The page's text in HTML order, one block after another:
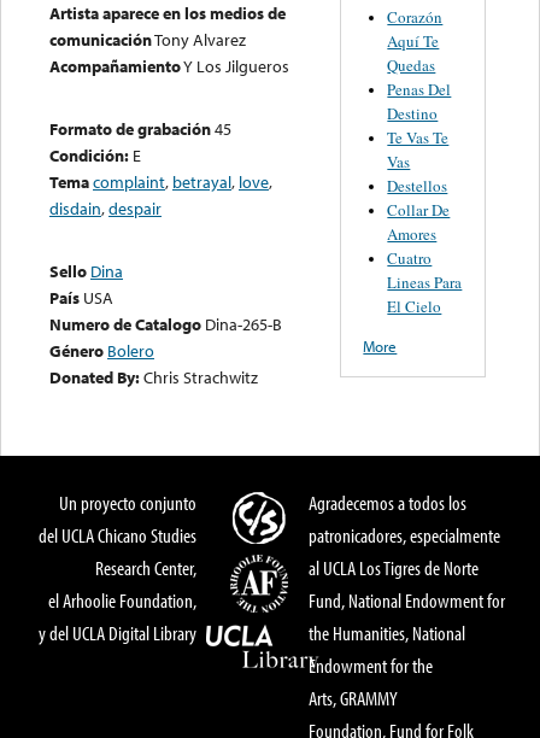
Artista aparece en los medios de
comunicaciónTony Alvarez
AcompañamientoY Los Jilgueros
Formato de grabación45
Condición: E
Temacomplaint, betrayal, love,
disdain,despair
Sello Dina
País USA
Numero de Catalogo Dina-265-B
Género Bolero
Donated By:Chris Strachwitz
Corazón
Aquí Te
Quedas
Penas Del
Destino
Te Vas Te
Vas
Destellos
Collar De
Amores
Cuatro
Lineas Para
El Cielo
More
Un proyecto conjunto
del UCLA Chicano Studies
Research Center,
el Arhoolie Foundation,
y del UCLA Digital Library
Agradecemos a todos los
patronicadores, especialmente
al UCLA Los Tigres de Norte
Fund, National Endowment for
the Humanities, National
Endowment for the
Arts, GRAMMY
Foundation, Fund for Folk